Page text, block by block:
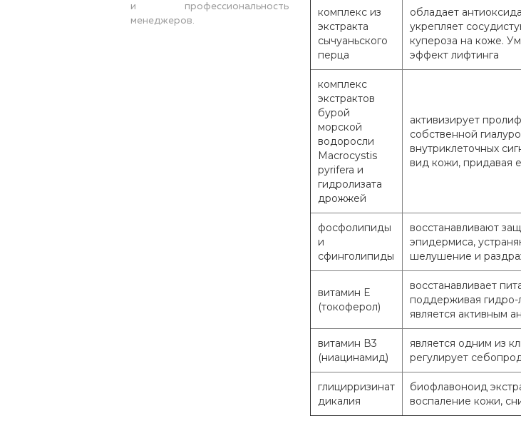
и профессиональность
менеджеров.
комплекс из
экстракта
сычуаньского
перца
обладает
укрепляет
купероза на коже.
эффект лифтинга
комплекс
экстрактов
бурой
морской
водоросли
Macrocystis
pyrifera и
гидролизата
дрожжей
активизирует
собственной
внутриклеточных
вид кожи, придавая
фосфолипиды
и
сфинголипиды
восстанавливают
эпидермиса,
шелушение и
витамин Е
(токоферол)
восстанавливает
поддерживая
является активным
витамин В3
(ниацинамид)
является одним из
регулирует
глицирризинат
дикалия
биофлавоноид
воспаление кожи,